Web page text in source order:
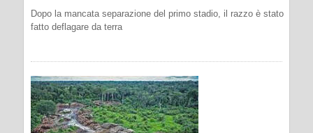
Dopo la mancata separazione del primo stadio, il razzo è stato
fatto deflagare da terra